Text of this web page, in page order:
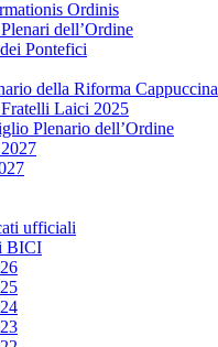
Ordinis
dell’Ordine
Pontefici
della Riforma Cappuccina
Laici 2025
Plenario dell’Ordine
ufficiali
BICI